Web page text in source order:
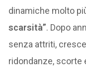
dinamiche molto
scarsità”. Dopo
senza attriti,
ridondanze,